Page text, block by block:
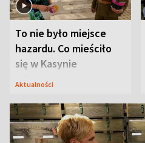
To nie było miejsce
hazardu. Co mieściło
się w Kasynie
Oficerskim?
Aktualności